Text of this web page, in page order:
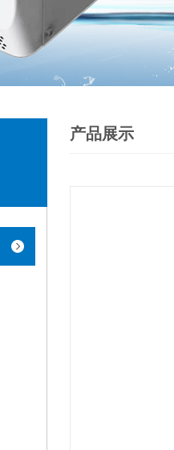
产品展示